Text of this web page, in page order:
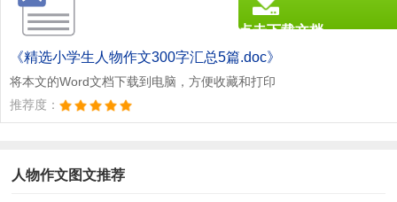
《精选小学生人物作文300字汇总5篇.doc》
将本文的Word文档下载到电脑，方便收藏和打印
推荐度：
点击下载文档
文档为doc格式
人物作文图文推荐